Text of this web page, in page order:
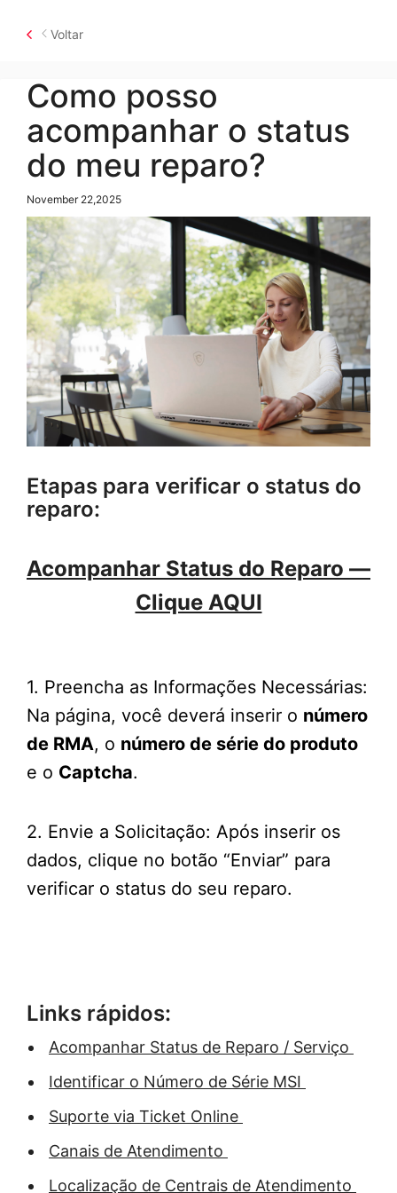
Voltar
Como posso
acompanhar o status
do meu reparo?
November 22,2025
Etapas para verificar o status do
reparo:
Acompanhar Status do Reparo —
Clique AQUI
1. Preencha as Informações Necessárias:
Na página, você deverá inserir o número
de RMA, o número de série do produto
e o Captcha.
2. Envie a Solicitação: Após inserir os
dados, clique no botão “Enviar” para
verificar o status do seu reparo.
Links rápidos:
Acompanhar Status de Reparo / Serviço
Identificar o Número de Série MSI
Suporte via Ticket Online
Canais de Atendimento
Localização de Centrais de Atendimento